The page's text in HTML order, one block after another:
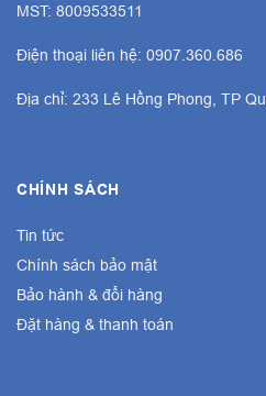
MST: 8009533511
Điện thoại liên hệ: 0907.360.686
Địa chỉ: 233 Lê Hồng Phong, TP
CHÍNH SÁCH
Tin tức
Chính sách bảo mật
Bảo hành & đổi hàng
Đặt hàng & thanh toán